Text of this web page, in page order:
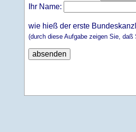
Ihr Name:
wie hieß der erste
(durch diese Aufgabe zeigen Sie,